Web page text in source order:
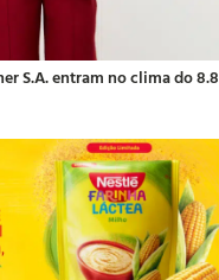
S.A. entram no clima do 8.8